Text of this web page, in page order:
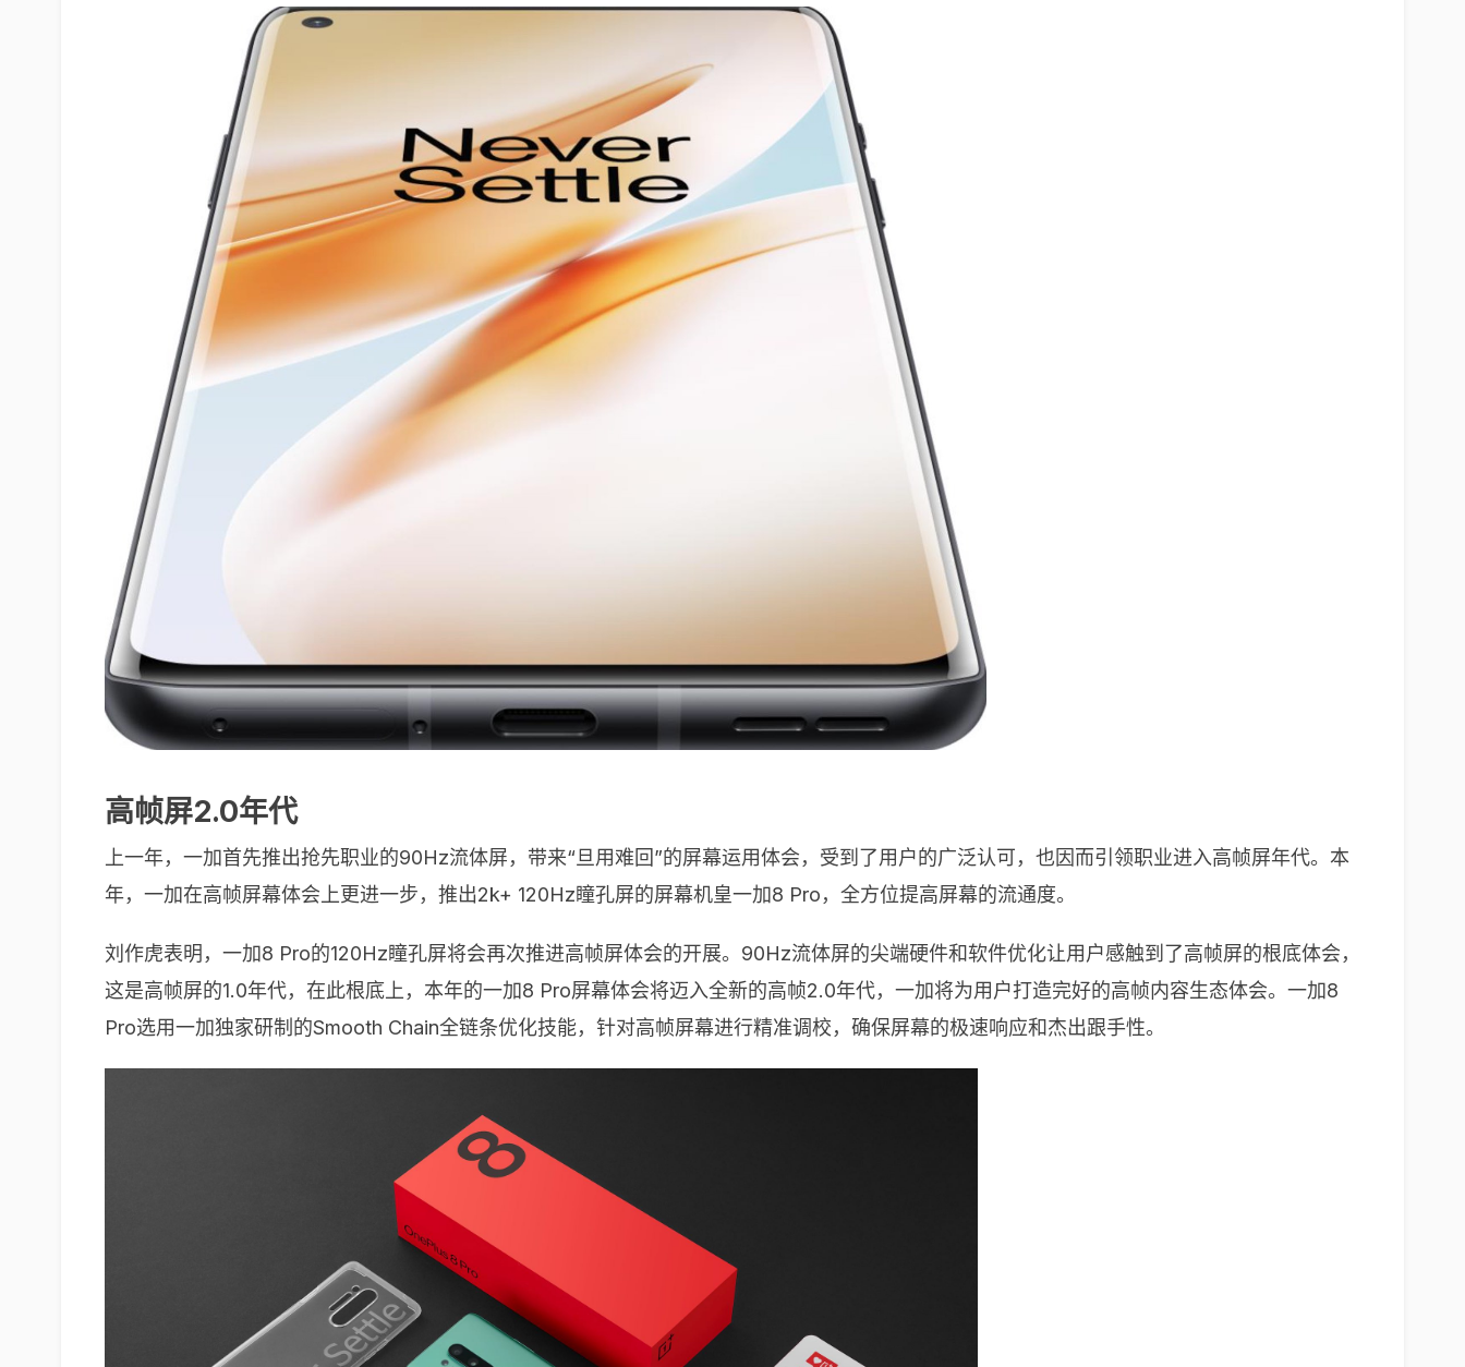
高帧屏2.0年代
上一年，一加首先推出抢先职业的90Hz流体屏，带来“旦用难回”的屏幕运用体会，受到了用户的广泛认可，也因而引领职业进入高帧屏年代。本
年，一加在高帧屏幕体会上更进一步，推出2k+ 120Hz瞳孔屏的屏幕机皇一加8 Pro，全方位提高屏幕的流通度。
刘作虎表明，一加8 Pro的120Hz瞳孔屏将会再次推进高帧屏体会的开展。90Hz流体屏的尖端硬件和软件优化让用户感触到了高帧屏的根底体会，
这是高帧屏的1.0年代，在此根底上，本年的一加8 Pro屏幕体会将迈入全新的高帧2.0年代，一加将为用户打造完好的高帧内容生态体会。一加8
Pro选用一加独家研制的Smooth Chain全链条优化技能，针对高帧屏幕进行精准调校，确保屏幕的极速响应和杰出跟手性。